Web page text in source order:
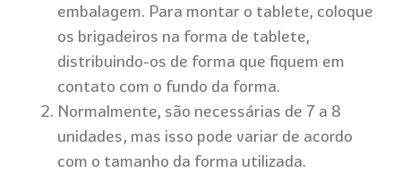
embalagem. Para montar o tablete, coloque
os brigadeiros na forma de tablete,
distribuindo-os de forma que fiquem em
contato com o fundo da forma.
Normalmente, são necessárias de 7 a 8
unidades, mas isso pode variar de acordo
com o tamanho da forma utilizada.